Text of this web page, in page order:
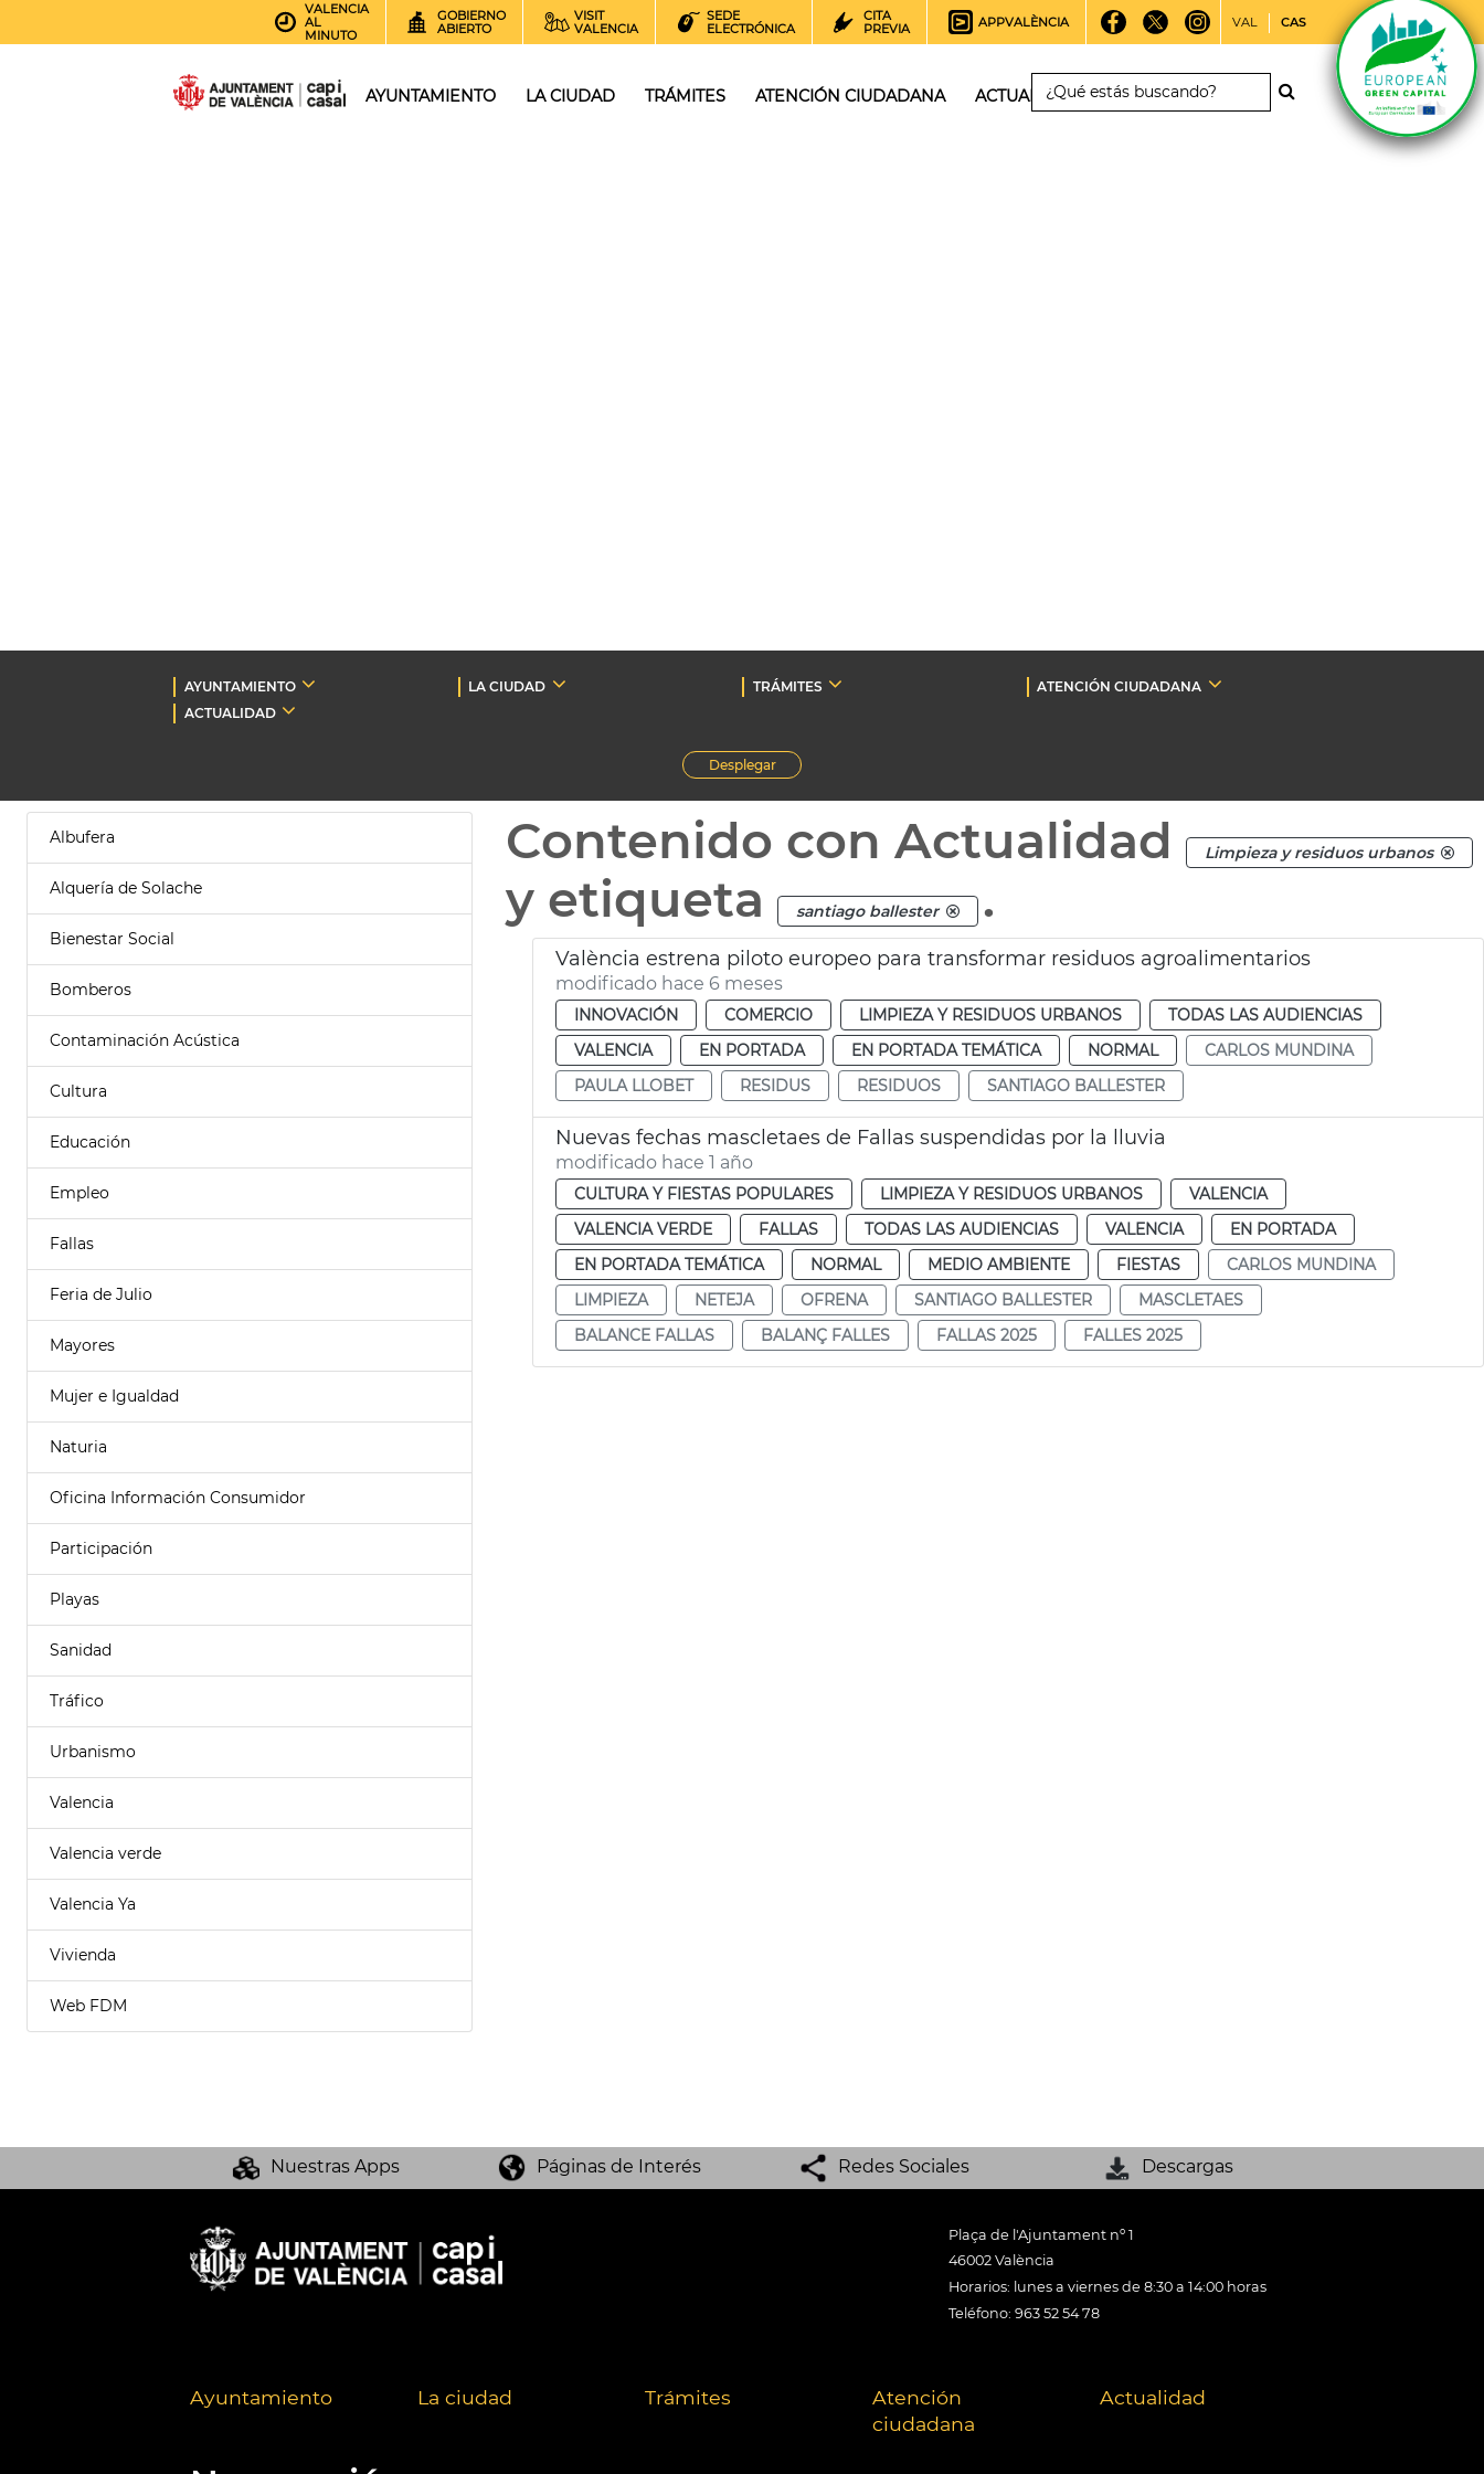
VALENCIA
AL
MINUTO
GOBIERNO
ABIERTO
VISIT
VALENCIA
SEDE
ELECTRÓNICA
CITA
PREVIA
APPVALÈNCIA VAL CAS
AYUNTAMIENTO LA CIUDAD TRÁMITES ATENCIÓN CIUDADANA ACTUALIDAD
AYUNTAMIENTO LA CIUDAD TRÁMITES
ATENCIÓN CIUDADANA
ACTUALIDAD
Desplegar
Albufera
Alquería de Solache
Bienestar Social
Bomberos
Contaminación Acústica
Cultura
Educación
Empleo
Fallas
Feria de Julio
Mayores
Mujer e Igualdad
Naturia
Oficina Información Consumidor
Participación
Playas
Sanidad
Tráfico
Urbanismo
Valencia
Valencia verde
Valencia Ya
Vivienda
Web FDM
Contenido con Actualidad Limpieza y residuos urbanos
y etiqueta santiago ballester .
València estrena piloto europeo para transformar residuos agroalimentarios
modificado hace 6 meses
INNOVACIÓN COMERCIO LIMPIEZA Y RESIDUOS URBANOS
TODAS LAS AUDIENCIAS
VALENCIA
EN PORTADA EN PORTADA TEMÁTICA NORMAL
CARLOS MUNDINA
PAULA LLOBET
RESIDUS RESIDUOS SANTIAGO BALLESTER
Nuevas fechas mascletaes de Fallas suspendidas por la lluvia
modificado hace 1 año
CULTURA Y FIESTAS POPULARES LIMPIEZA Y RESIDUOS URBANOS
VALENCIA
VALENCIA VERDE
FALLAS TODAS LAS AUDIENCIAS VALENCIA
EN PORTADA
EN PORTADA TEMÁTICA
NORMAL MEDIO AMBIENTE FIESTAS
CARLOS MUNDINA
LIMPIEZA
NETEJA OFRENA SANTIAGO BALLESTER
MASCLETAES
BALANCE FALLAS
BALANÇ FALLES FALLAS 2025 FALLES 2025
Nuestras Apps Páginas de Interés Redes Sociales Descargas
Plaça de l'Ajuntament nº 1
46002 València
Horarios: lunes a viernes de 8:30 a 14:00 horas
Teléfono: 963 52 54 78
Ayuntamiento La ciudad Trámites
Atención
ciudadana
Actualidad